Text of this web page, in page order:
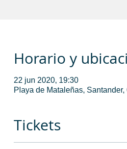
Horario y
22 jun 2020, 19:30
Playa de Mataleñas,
Tickets